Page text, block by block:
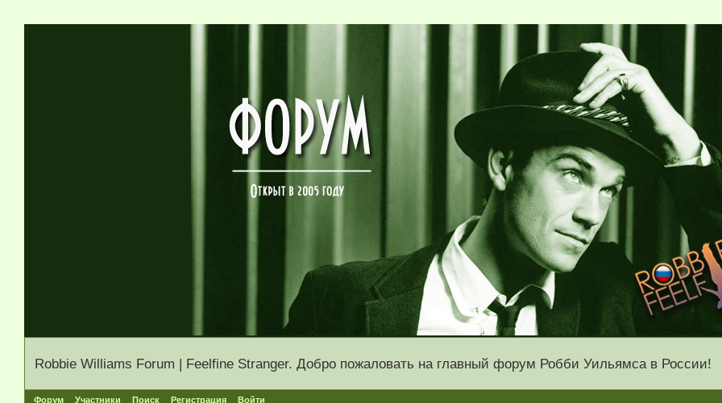
Robbie Williams Forum | Feelfine Stranger. Добро пожаловать на главный форум Робби Уильямса в России!
Форум Участники Поиск Регистрация Войти